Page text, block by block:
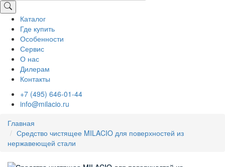
Каталог
Где купить
Особенности
Сервис
О нас
Дилерам
Контакты
+7 (495) 646-01-44
info@milacio.ru
Главная
Средство чистящее MILACIO для поверхностей из
нержавеющей стали